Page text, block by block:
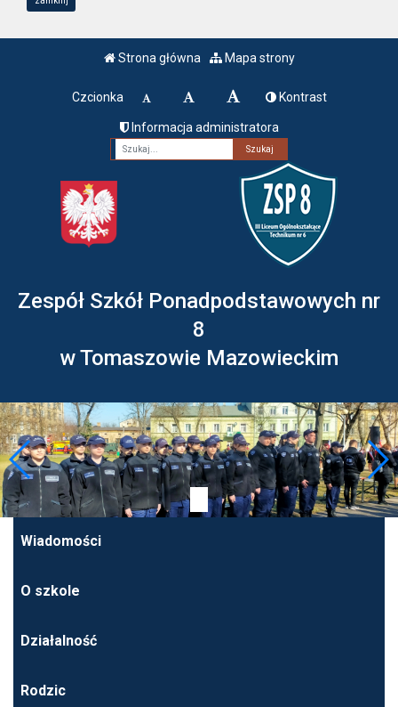
Strona główna Mapa strony
Czcionka Kontrast
Informacja administratora
Fraza
Zespół Szkół Ponadpodstawowych nr
8
w Tomaszowie Mazowieckim
Wiadomości
O szkole
Działalność
Rodzic